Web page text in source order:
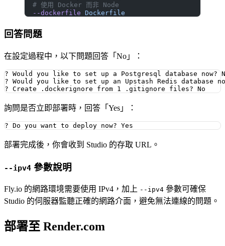
  # 使用 Docker 而非 Node
  --dockerfile
Dockerfile
回答問題
在設定過程中，以下問題回答「No」：
? Would you like to set up a Postgresql database now?
? Would you like to set up an Upstash Redis database
詢問是否立即部署時，回答「Yes」：
部署完成後，你會收到 Studio 的存取 URL。
--ipv4 參數說明
Fly.io 的網路環境需要使用 IPv4，加上 --ipv4 參數可確保
Studio 的伺服器監聽正確的網路介面，避免無法連線的問題。
部署至 Render.com